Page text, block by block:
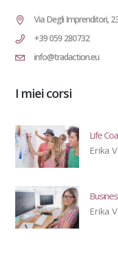
Via Degli Imprenditori,
+39 059 280732
info@tradaction.eu
I miei corsi
Life
Erika
Erika